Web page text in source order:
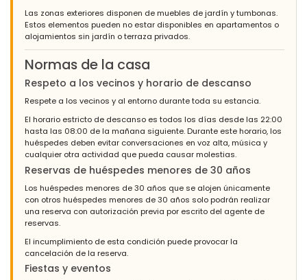
Las zonas exteriores disponen de muebles de jardín y tumbonas.
Estos elementos pueden no estar disponibles en apartamentos o
alojamientos sin jardín o terraza privados.
Normas de la casa
Respeto a los vecinos y horario de descanso
Respete a los vecinos y al entorno durante toda su estancia.
El horario estricto de descanso es todos los días desde las 22:00
hasta las 08:00 de la mañana siguiente. Durante este horario, los
huéspedes deben evitar conversaciones en voz alta, música y
cualquier otra actividad que pueda causar molestias.
Reservas de huéspedes menores de 30 años
Los huéspedes menores de 30 años que se alojen únicamente
con otros huéspedes menores de 30 años solo podrán realizar
una reserva con autorización previa por escrito del agente de
reservas.
El incumplimiento de esta condición puede provocar la
cancelación de la reserva.
Fiestas y eventos